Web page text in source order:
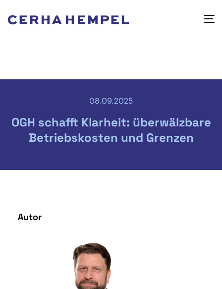
08.09.2025
OGH schafft Klarheit: überwälzbare
Betriebskosten und Grenzen
Autor